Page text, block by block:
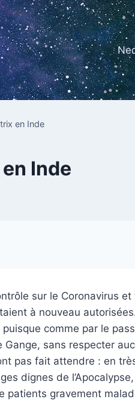
en Inde
Inde
sur le Coronavirus et
à nouveau
comme par le
Gange, sans respecter
pas fait attendre : en
dignes de
patients gravement